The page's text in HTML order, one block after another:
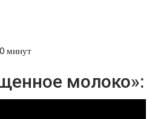
минут
молоко»: